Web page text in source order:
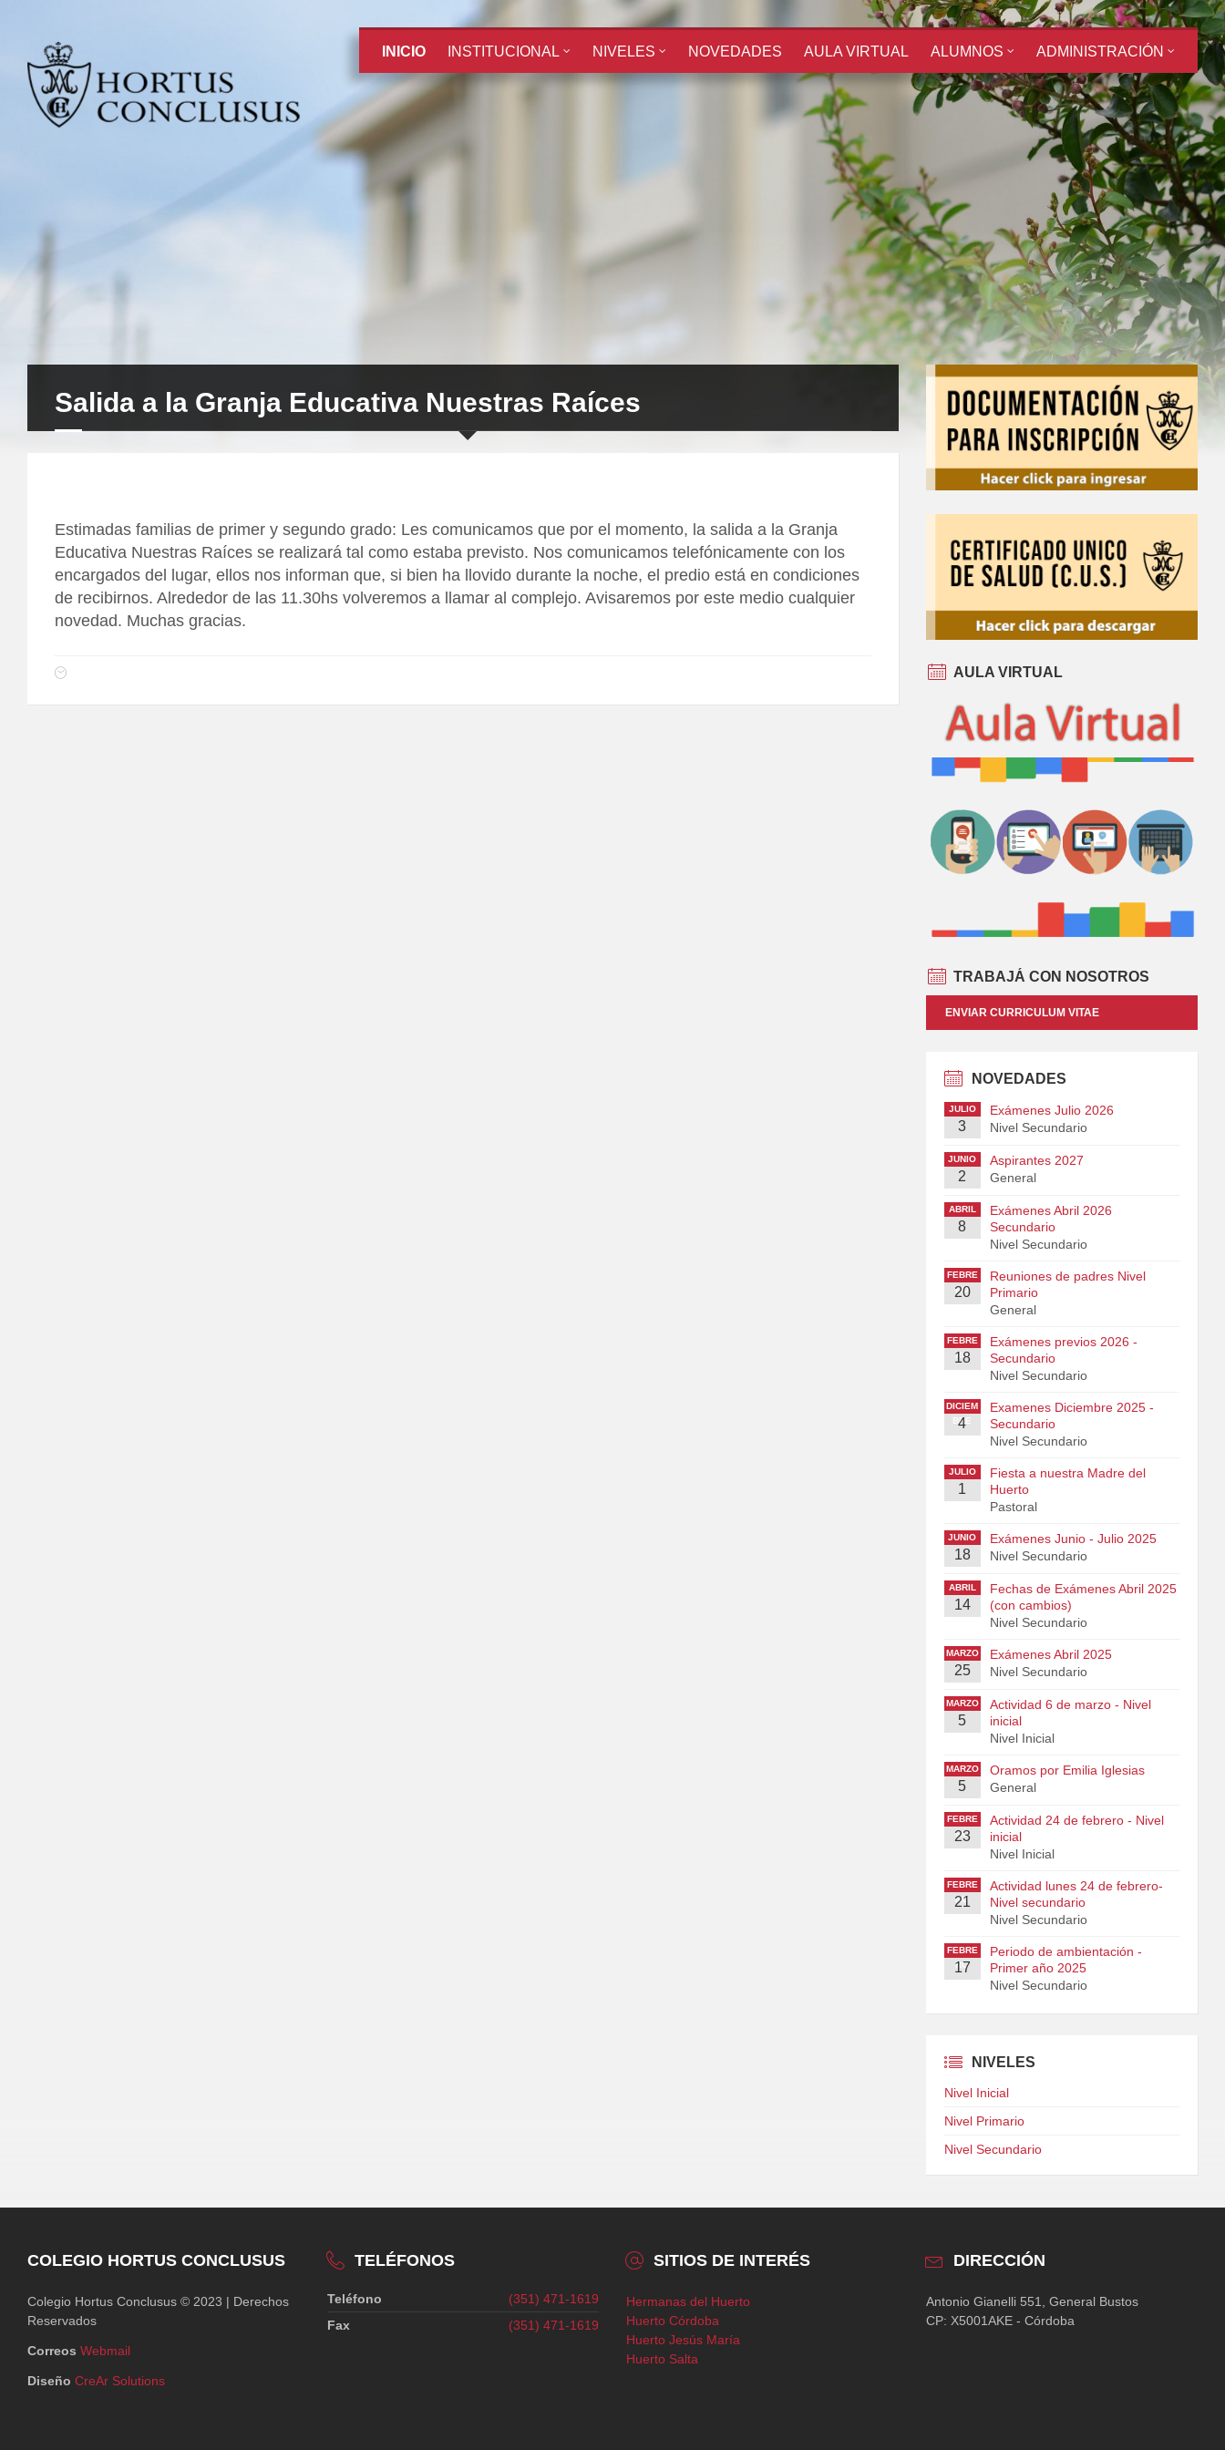
INICIO INSTITUCIONAL NIVELES NOVEDADES AULA VIRTUAL ALUMNOS ADMINISTRACIÓN
Salida a la Granja Educativa Nuestras Raíces
Estimadas familias de primer y segundo grado: Les comunicamos que por el momento, la salida a la Granja
Educativa Nuestras Raíces se realizará tal como estaba previsto. Nos comunicamos telefónicamente con los
encargados del lugar, ellos nos informan que, si bien ha llovido durante la noche, el predio está en condiciones
de recibirnos. Alrededor de las 11.30hs volveremos a llamar al complejo. Avisaremos por este medio cualquier
novedad. Muchas gracias.
AULA VIRTUAL
TRABAJÁ CON NOSOTROS
ENVIAR CURRICULUM VITAE
NOVEDADES
JULIO
3
Exámenes Julio 2026
Nivel Secundario
JUNIO
2
Aspirantes 2027
General
ABRIL
8
Exámenes Abril 2026
Secundario
Nivel Secundario
FEBRE
RO
20
Reuniones de padres Nivel
Primario
General
FEBRE
RO
18
Exámenes previos 2026 -
Secundario
Nivel Secundario
DICIEM
BRE
4
Examenes Diciembre 2025 -
Secundario
Nivel Secundario
JULIO
1
Fiesta a nuestra Madre del
Huerto
Pastoral
JUNIO
18
Exámenes Junio - Julio 2025
Nivel Secundario
ABRIL
14
Fechas de Exámenes Abril 2025
(con cambios)
Nivel Secundario
MARZO
25
Exámenes Abril 2025
Nivel Secundario
MARZO
5
Actividad 6 de marzo - Nivel
inicial
Nivel Inicial
MARZO
5
Oramos por Emilia Iglesias
General
FEBRE
RO
23
Actividad 24 de febrero - Nivel
inicial
Nivel Inicial
FEBRE
RO
21
Actividad lunes 24 de febrero-
Nivel secundario
Nivel Secundario
FEBRE
RO
17
Periodo de ambientación -
Primer año 2025
Nivel Secundario
NIVELES
Nivel Inicial
Nivel Primario
Nivel Secundario
COLEGIO HORTUS CONCLUSUS
Colegio Hortus Conclusus © 2023 | Derechos
Reservados
Correos Webmail
Diseño CreAr Solutions
TELÉFONOS
Teléfono
(351) 471-1619
Fax
(351) 471-1619
SITIOS DE INTERÉS
Hermanas del Huerto
Huerto Córdoba
Huerto Jesús María
Huerto Salta
DIRECCIÓN
Antonio Gianelli 551, General Bustos
CP: X5001AKE - Córdoba